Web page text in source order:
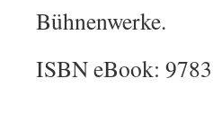
Bühnenwerke.
ISBN eBook: